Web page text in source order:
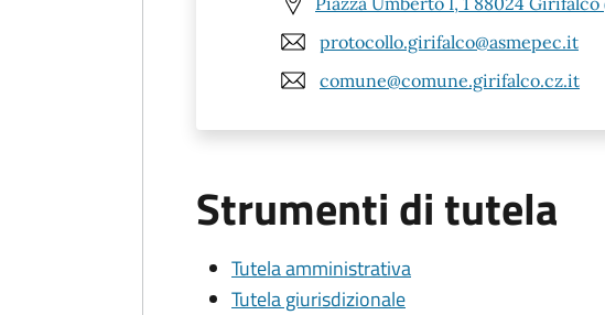
protocollo.girifalco@asmepec.it
comune@comune.girifalco.cz.it
Strumenti di tutela
Tutela amministrativa
Tutela giurisdizionale